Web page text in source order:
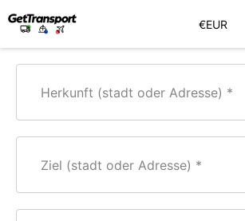
€EUR
Herkunft (stadt oder Adresse)
Ziel (stadt oder Adresse)